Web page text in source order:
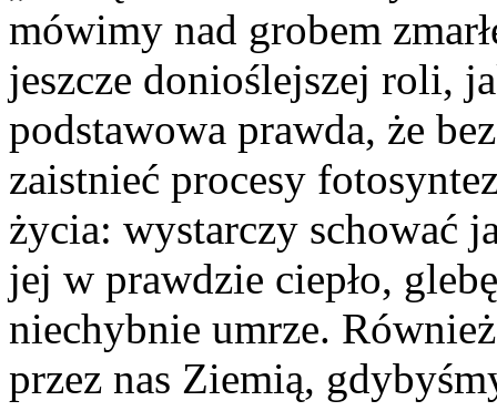
mówimy nad grobem
jeszcze donioślejszej roli,
podstawowa prawda, że
zaistnieć procesy
życia: wystarczy schować
jej w prawdzie ciepło,
niechybnie umrze. Również
przez nas Ziemią,